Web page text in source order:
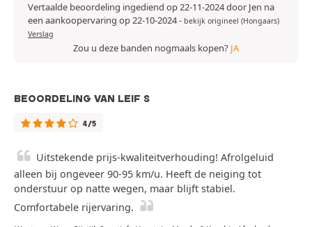
Vertaalde beoordeling ingediend op 22-11-2024 door Jen na
een aankoopervaring op 22-10-2024- bekijk origineel (Hongaars)
Verslag
Zou u deze banden nogmaals kopen? JA
BEOORDELING VAN LEIF S
4/5
Uitstekende prijs-kwaliteitverhouding! Afrolgeluid
alleen bij ongeveer 90-95 km/u. Heeft de neiging tot
onderstuur op natte wegen, maar blijft stabiel.
Comfortabele rijervaring.